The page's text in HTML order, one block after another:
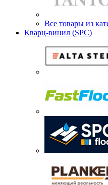
Все товары из
Кварц-винил (SPC)